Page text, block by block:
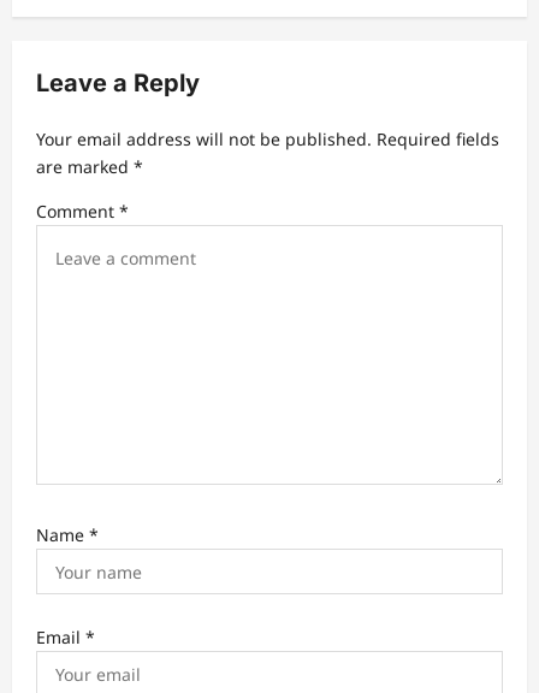
v
g
a
t
i
Leave a Reply
Your email address will not be published. Required fields
are marked *
Comment *
Name *
Email *